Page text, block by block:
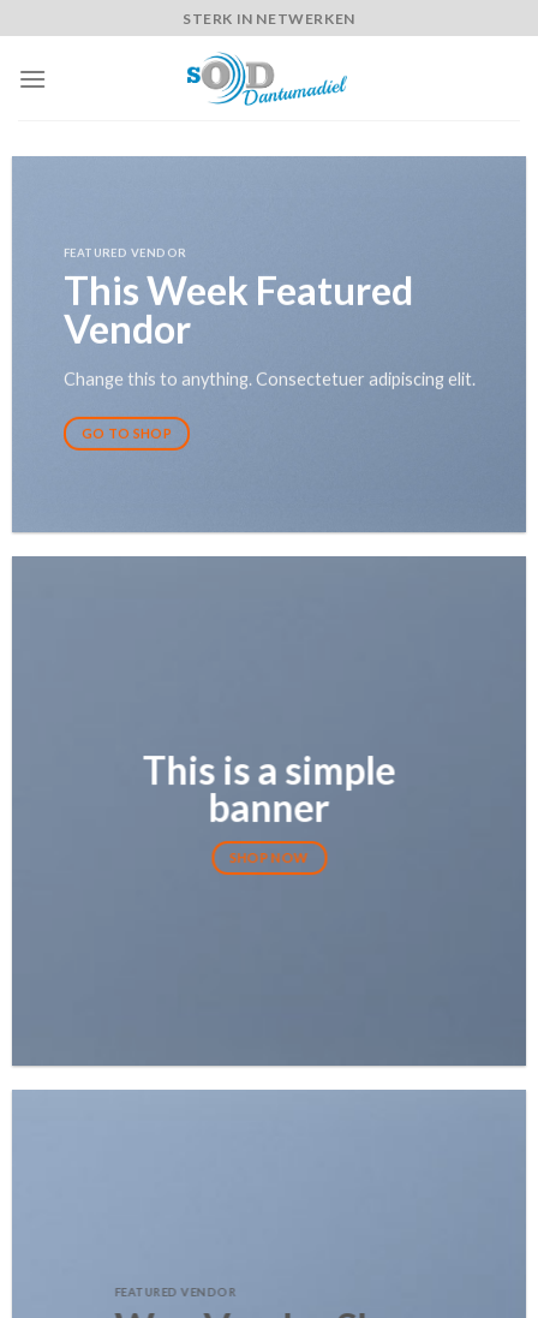
to
content
STERK IN NETWERKEN
FEATURED VENDOR
This Week Featured
Vendor
Change this to anything. Consectetuer adipiscing elit.
GO TO SHOP
This is a simple
banner
SHOP NOW
FEATURED VENDOR